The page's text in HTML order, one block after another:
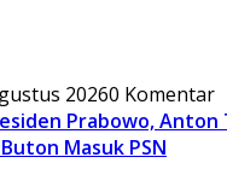
20260 Komentar
Prabowo, Anton
Masuk PSN